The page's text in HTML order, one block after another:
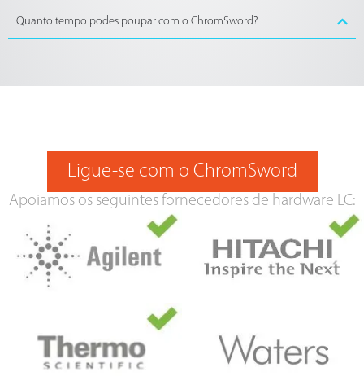
Quanto tempo podes poupar com o ChromSword?
Ligue-se com o ChromSword
Apoiamos os seguintes fornecedores de hardware LC: